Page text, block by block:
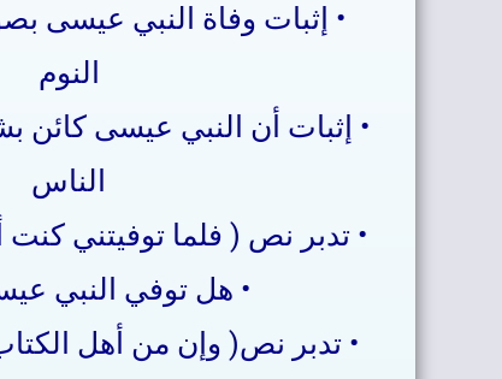
• إثبات وفاة النبي عيسى
النوم
• إثبات أن النبي عيسى كائن
الناس
• تدبر نص ( فلما توفيتني
• هل توفي النبي
• تدبر نص( وإن من أهل